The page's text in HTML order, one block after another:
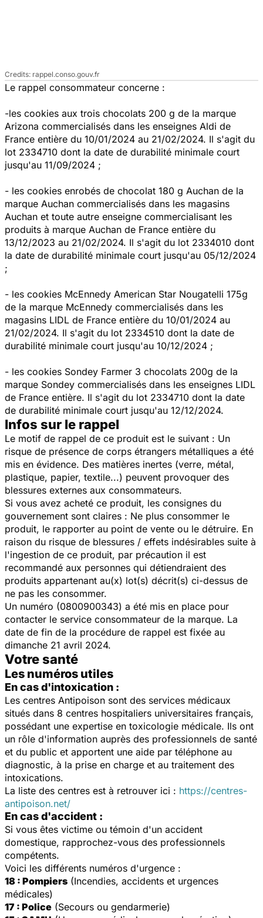
rappel.conso.gouv.fr
Le rappel consommateur concerne :
-les cookies aux trois chocolats 200 g de la marque
Arizona commercialisés dans les enseignes Aldi de
France entière du 10/01/2024 au 21/02/2024. Il s'agit du
lot 2334710 dont la date de durabilité minimale court
jusqu'au 11/09/2024 ;
- les cookies enrobés de chocolat 180 g Auchan de la
marque Auchan commercialisés dans les magasins
Auchan et toute autre enseigne commercialisant les
produits à marque Auchan de France entière du
13/12/2023 au 21/02/2024. Il s'agit du lot 2334010 dont
la date de durabilité minimale court jusqu'au 05/12/2024
;
- les cookies McEnnedy American Star Nougatelli 175g
de la marque McEnnedy commercialisés dans les
magasins LIDL de France entière du 10/01/2024 au
21/02/2024. Il s'agit du lot 2334510 dont la date de
durabilité minimale court jusqu'au 10/12/2024 ;
- les cookies Sondey Farmer 3 chocolats 200g de la
marque Sondey commercialisés dans les enseignes LIDL
de France entière. Il s'agit du lot 2334710 dont la date
de durabilité minimale court jusqu'au 12/12/2024.
Infos sur le rappel
Le motif de rappel de ce produit est le suivant : Un
risque de présence de corps étrangers métalliques a été
mis en évidence. Des matières inertes (verre, métal,
plastique, papier, textile...) peuvent provoquer des
blessures externes aux consommateurs.
Si vous avez acheté ce produit, les consignes du
gouvernement sont claires : Ne plus consommer le
produit, le rapporter au point de vente ou le détruire. En
raison du risque de blessures / effets indésirables suite à
l'ingestion de ce produit, par précaution il est
recommandé aux personnes qui détiendraient des
produits appartenant au(x) lot(s) décrit(s) ci-dessus de
ne pas les consommer.
Un numéro (0800900343) a été mis en place pour
contacter le service consommateur de la marque. La
date de fin de la procédure de rappel est fixée au
dimanche 21 avril 2024.
Votre santé
Les numéros utiles
En cas d'intoxication :
Les centres Antipoison sont des services médicaux
situés dans 8 centres hospitaliers universitaires français,
possédant une expertise en toxicologie médicale. Ils ont
un rôle d'information auprès des professionnels de santé
et du public et apportent une aide par téléphone au
diagnostic, à la prise en charge et au traitement des
intoxications.
La liste des centres est à retrouver ici : https://centres-
antipoison.net/
En cas d'accident :
Si vous êtes victime ou témoin d'un accident
domestique, rapprochez-vous des professionnels
compétents.
Voici les différents numéros d'urgence :
18 : Pompiers (Incendies, accidents et urgences
médicales)
17 : Police (Secours ou gendarmerie)